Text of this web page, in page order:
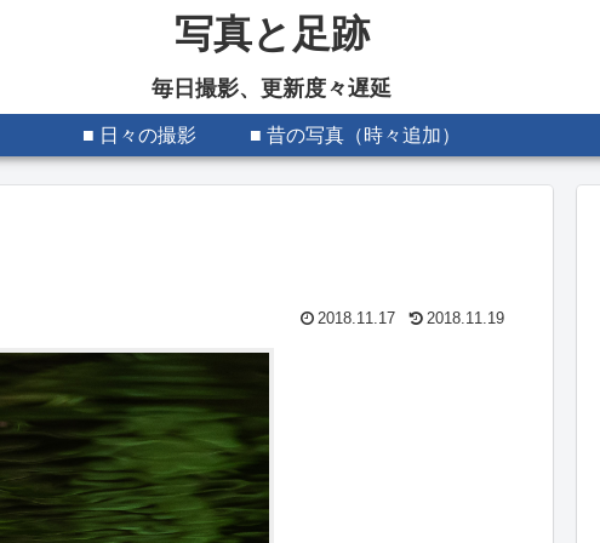
写真と足跡
毎日撮影、更新度々遅延
■ 日々の撮影 ■ 昔の写真（時々追加）
2018.11.17 2018.11.19